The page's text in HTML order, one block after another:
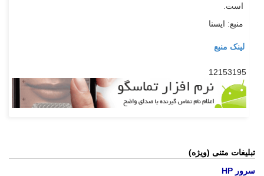
است.
منبع: ایسنا
لینک منبع
12153195
تبلیغات متنی (ویژه)
سرور HP